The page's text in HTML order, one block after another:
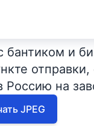
и
на
JPEG